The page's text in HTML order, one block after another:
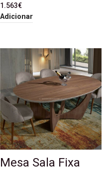
1.563€
Adicionar
Mesa Sala Fixa